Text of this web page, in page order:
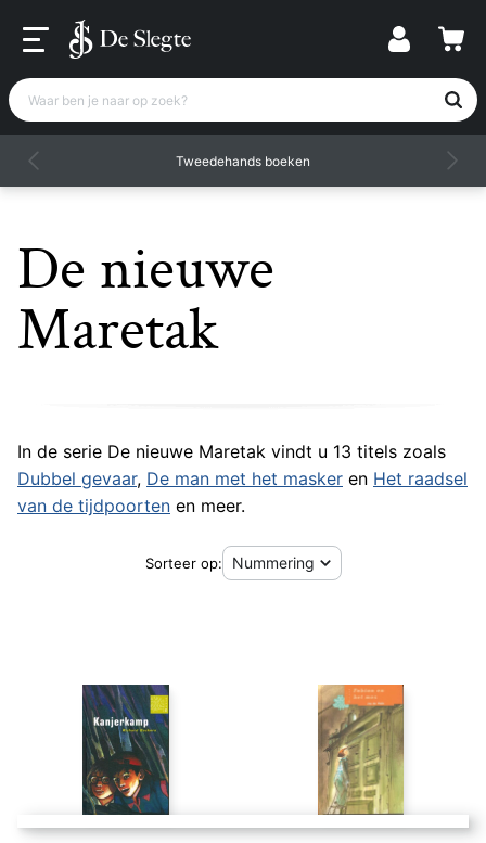
Waar ben je naar op zoek?
Tweedehands boeken
De nieuwe
Maretak
In de serie De nieuwe Maretak vindt u 13 titels zoals
Dubbel gevaar, De man met het masker en Het raadsel
van de tijdpoorten en meer.
Sorteer op: